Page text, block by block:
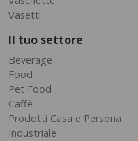
Vasetti
Il tuo settore
Beverage
Food
Pet Food
Caffè
Prodotti Casa e Persona
Industriale